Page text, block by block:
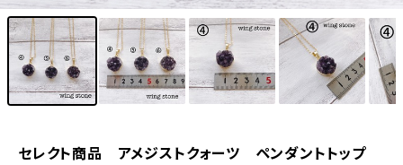
セレクト商品 アメジストクォーツ ペンダントトップ